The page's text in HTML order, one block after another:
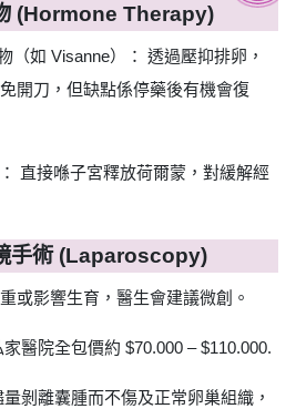
(Hormone Therapy)
（如 Visanne）： 透過壓抑排卵，
開刀，但缺點係停藥後有機會復
直接喺子宮釋放荷爾蒙，對緩解經
手術 (Laparoscopy)
或影響生育，醫生會建議微創。
醫院全包價約 $70.000 – $110.000.
剝離囊腫而不傷及正常卵巢組織，